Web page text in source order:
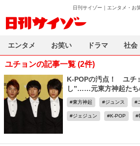
日刊サイゾー｜エンタメ・お
ユチョンの記事一覧 (2件)
K-POPの汚点！ ユチ
し”……元東方神起たち
東方神起 ジュンス
ジェジュン K-POP
エンタメ お笑い ドラマ 社会